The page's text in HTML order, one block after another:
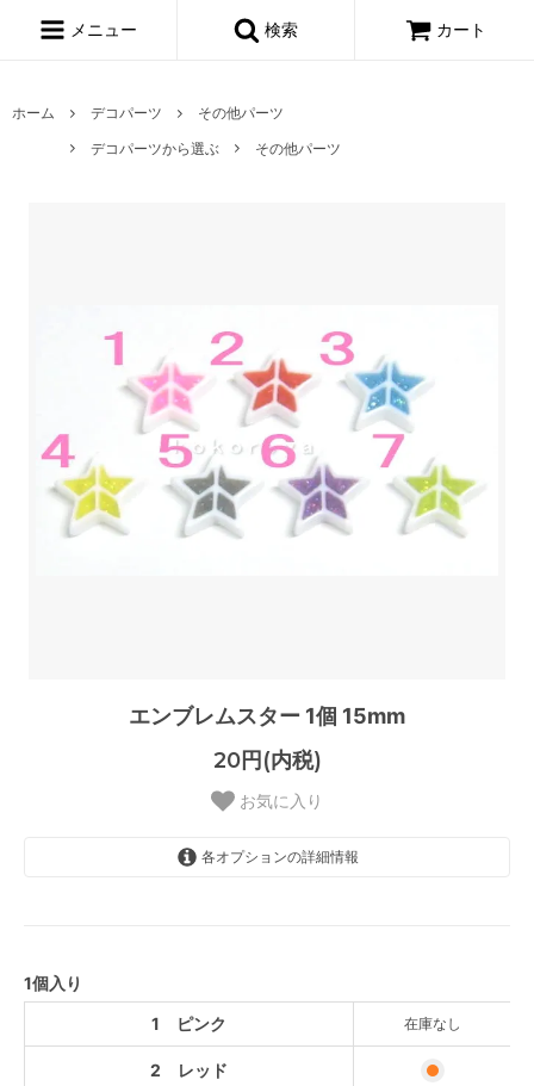
メニュー 検索 カート
ホーム デコパーツ
その他パーツ
デコパーツから選ぶ
その他パーツ
エンブレムスター 1個 15mm
20円(内税)
お気に入り
各オプションの詳細情報
1個入り
1 ピンク
在庫なし
2 レッド